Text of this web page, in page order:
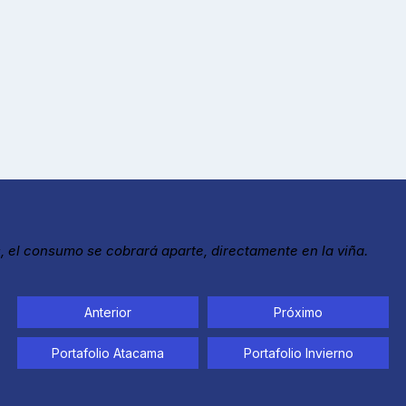
el consumo se cobrará aparte, directamente en la viña.
Anterior Próximo
Portafolio Atacama Portafolio Invierno